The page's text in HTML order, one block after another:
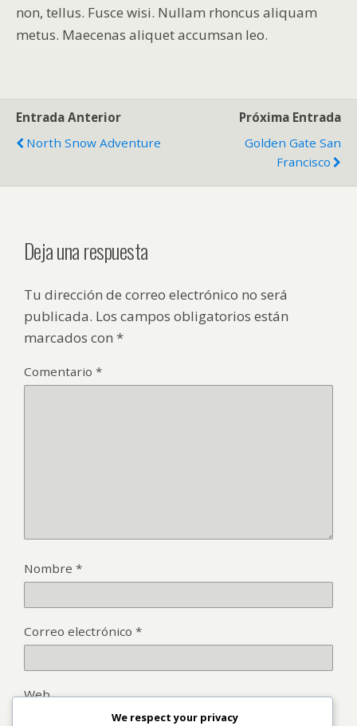
non, tellus. Fusce wisi. Nullam rhoncus aliquam
metus. Maecenas aliquet accumsan leo.
Entrada Anterior
North Snow Adventure
Próxima Entrada
Golden Gate San
Francisco
Deja una respuesta
Tu dirección de correo electrónico no será
publicada. Los campos obligatorios están
marcados con *
Comentario *
Nombre *
Correo electrónico *
Web
We respect your privacy